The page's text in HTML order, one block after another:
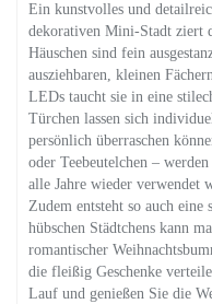
Ein kunstvolles und
dekorativen Mini-Stadt ziert
Häuschen sind fein
ausziehbaren, kleinen
LEDs taucht sie in eine
Türchen lassen sich
persönlich überraschen
oder Teebeutelchen –
alle Jahre wieder verwendet
Zudem entsteht so auch
hübschen Städtchens kann
romantischer
die fleißig Geschenke
Lauf und genießen Sie die